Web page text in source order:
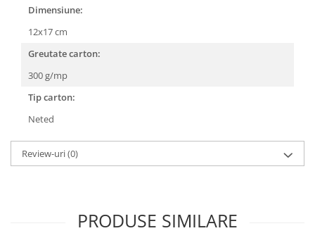
Dimensiune:
12x17 cm
Greutate carton:
300 g/mp
Tip carton:
Neted
Review-uri(0)
PRODUSE SIMILARE